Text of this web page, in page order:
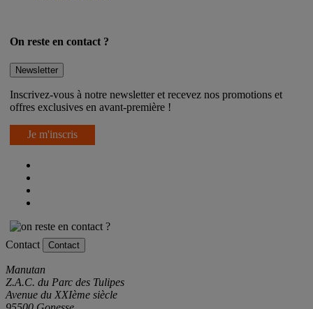
On reste en contact ?
Newsletter
Inscrivez-vous à notre newsletter et recevez nos promotions et
offres exclusives en avant-première !
Je m'inscris
Contact Contact
Manutan
Z.A.C. du Parc des Tulipes
Avenue du XXIème siècle